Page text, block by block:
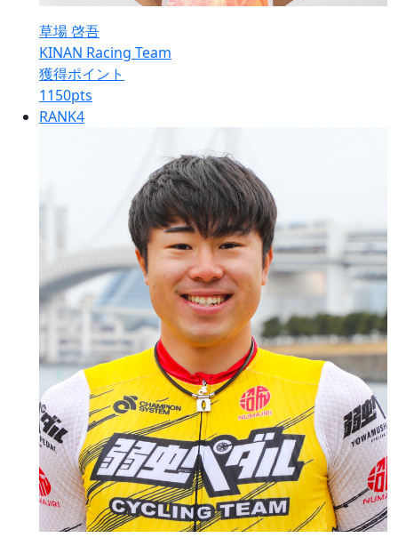
草場 啓吾
KINAN Racing Team
獲得ポイント
1150pts
RANK4